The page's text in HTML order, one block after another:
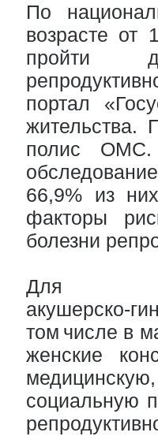
По
возрасте от
пройти
портал
жительства.
полис
66,9% из
факторы
болезни
Для
том числе в
женские
социальную